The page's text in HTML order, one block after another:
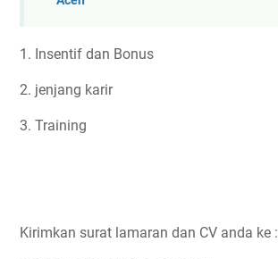
1. Insentif dan Bonus
2. jenjang karir
3. Training
Kirimkan surat lamaran dan CV anda ke :